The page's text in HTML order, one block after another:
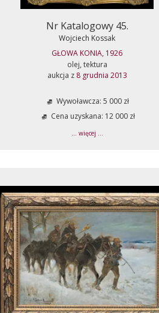
Nr Katalogowy 45.
Wojciech Kossak
GŁOWA KONIA, 1926
olej, tektura
aukcja z 8 grudnia 2013
Wywoławcza: 5 000 zł
Cena uzyskana: 12 000 zł
... więcej ...